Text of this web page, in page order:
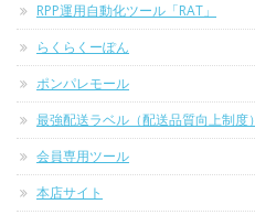
RPP運用自動化ツール「RAT」
らくらくーぽん
ポンパレモール
最強配送ラベル（配送品質向上制度）
会員専用ツール
本店サイト